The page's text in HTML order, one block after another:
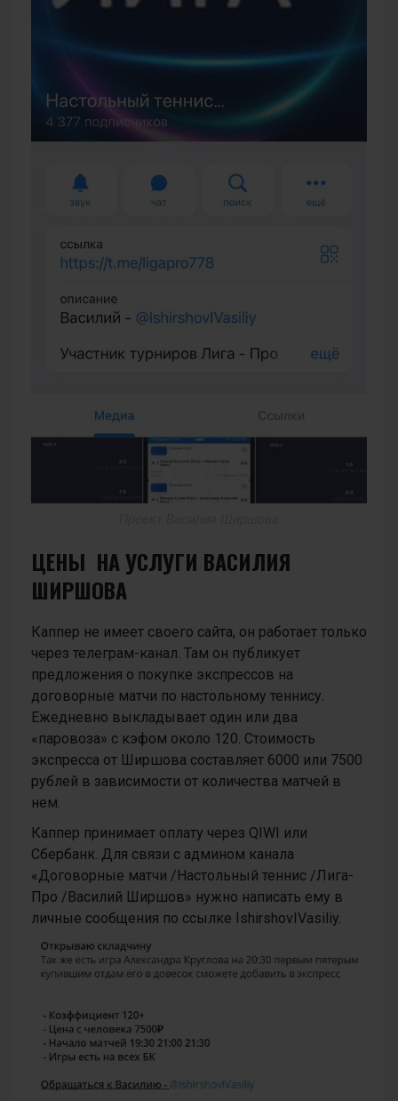
ЦЕНЫ НА УСЛУГИ ВАСИЛИЯ
ШИРШОВА
Каппер не имеет своего сайта, он работает только
через телеграм-канал. Там он публикует
предложения о покупке экспрессов на
договорные матчи по настольному теннису.
Ежедневно выкладывает один или два
«паровоза» с кэфом около 120. Стоимость
экспресса от Ширшова составляет 6000 или 7500
рублей в зависимости от количества матчей в
нем.
Каппер принимает оплату через QIWI или
Сбербанк. Для связи с админом канала
«Договорные матчи /Настольный теннис /Лига-
Про /Василий Ширшов» нужно написать ему в
личные сообщения по ссылке IshirshovIVasiliy.